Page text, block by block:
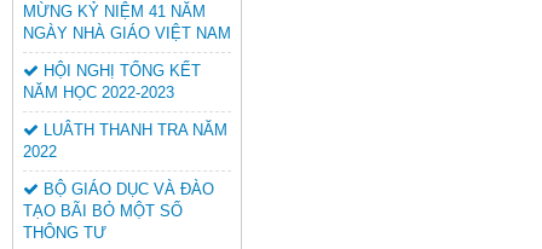
MỪNG KỶ NIỆM 41 NĂM
NGÀY NHÀ GIÁO VIỆT NAM
HỘI NGHỊ TỔNG KẾT
NĂM HỌC 2022-2023
LUÂTH THANH TRA NĂM
2022
BỘ GIÁO DỤC VÀ ĐÀO
TẠO BÃI BỎ MỘT SỐ
THÔNG TƯ